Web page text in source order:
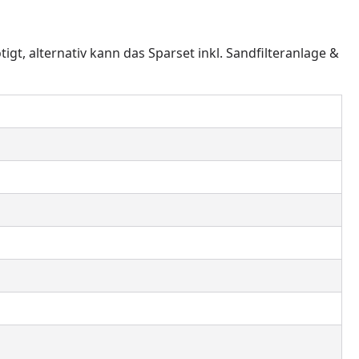
alternativ kann das Sparset inkl. Sandfilteranlage &